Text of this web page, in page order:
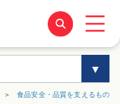
食品安全・品質を支えるもの